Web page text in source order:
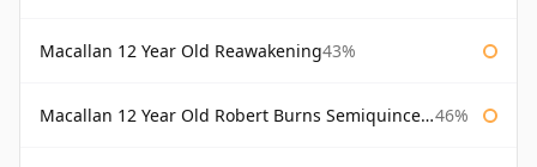
Macallan 12 Year Old Reawakening43%
Macallan 12 Year Old Robert Burns Semiquincentenary 46%